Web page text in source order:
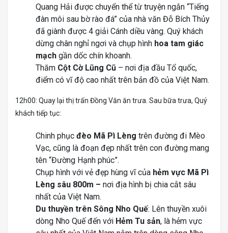
Quang Hải được chuyển thể từ truyện ngắn “Tiếng
đàn môi sau bờ rào đá” của nhà văn Đỗ Bích Thủy
đã giành được 4 giải Cánh diều vàng. Quý khách
dừng chân nghỉ ngơi và chụp hình hoa tam giác
mạch gần dốc chín khoanh.
Thăm Cột Cờ Lũng Cũ – nơi địa đầu Tổ quốc,
điểm có vĩ độ cao nhất trên bản đồ của Việt Nam.
12h00: Quay lại thị trấn Đồng Văn ăn trưa. Sau bữa trưa, Quý
khách tiếp tục:
Chinh phục đèo Mã Pì Lèng trên đường đi Mèo
Vạc, cũng là đoạn đẹp nhất trên con đường mang
tên “Đường Hạnh phúc”.
Chụp hình với vẻ đẹp hùng vĩ của hẻm vực Mã Pì
Lèng sâu 800m – nơi địa hình bị chia cắt sâu
nhất của Việt Nam.
Du thuyền trên Sông Nho Quế: Lên thuyền xuôi
dòng Nho Quế đến với Hẻm Tu sản, là hẻm vực